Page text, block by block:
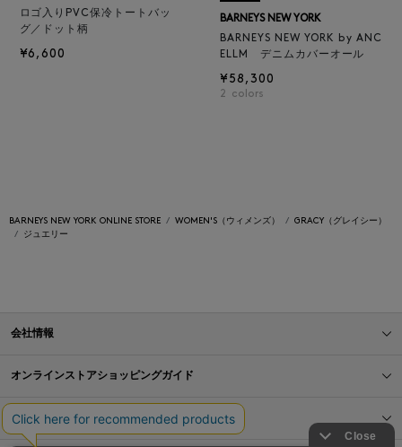
ロゴ入りPVC保冷トートバッ
グ／ドット柄
¥6,600
BARNEYS NEW YORK
BARNEYS NEW YORK by ANC
ELLM デニムカバーオール
¥58,300
2 colors
BARNEYS NEW YORK ONLINE STORE WOMEN'S（ウィメンズ）
GRACY（グレイシー）
ジュエリー
会社情報
オンラインストアショッピングガイド
店舗情報